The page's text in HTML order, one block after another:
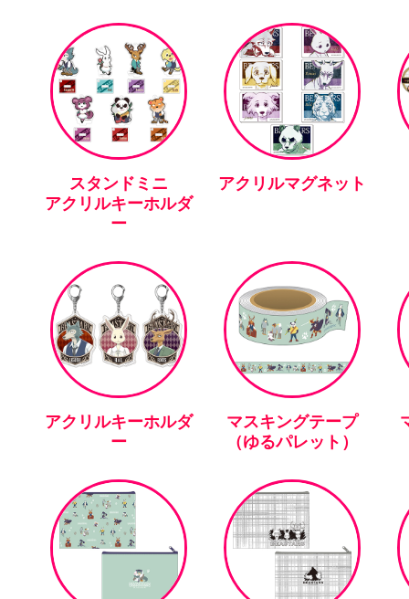
スタンドミニ
アクリルキーホルダ
ー
アクリルマグネット
アクリルキーホルダ
ー
マスキングテープ
（ゆるパレット）